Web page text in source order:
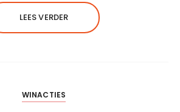
LEES VERDER
WINACTIES